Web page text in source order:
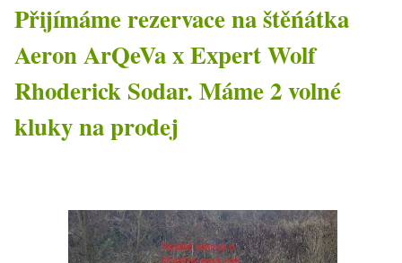
Přijímáme rezervace na štěńátka
Aeron ArQeVa x Expert Wolf
Rhoderick Sodar. Máme 2 volné
kluky na prodej